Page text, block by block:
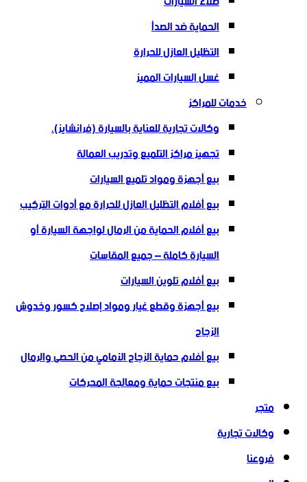
الحماية ضد الصدأ
التظليل العازل للحرارة
غسل السيارات المميز
خدمات للمراكز
وكالات تجارية للعناية بالسيارة (فرانشايز).
تجهيز مراكز التلميع وتدريب العمالة
بيع أجهزة ومواد تلميع السيارات
بيع أفلام التظليل العازل للحرارة مع أدوات التركيب
بيع أفلام الحماية من الرمال لواجهة السيارة أو
السيارة كاملة – جميع المقاسات
بيع أفلام تلوين السيارات
بيع أجهزة وقطع غيار ومواد إصلاح كسور وخدوش
الزجاج
بيع أفلام حماية الزجاج الأمامي من الحصى والرمال
بيع منتجات حماية ومعالجة المحركات
متجر
وكالات تجارية
فروعنا